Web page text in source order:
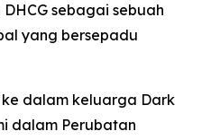
sebagai sebuah
yang bersepadu
dalam keluarga Dark
dalam Perubatan